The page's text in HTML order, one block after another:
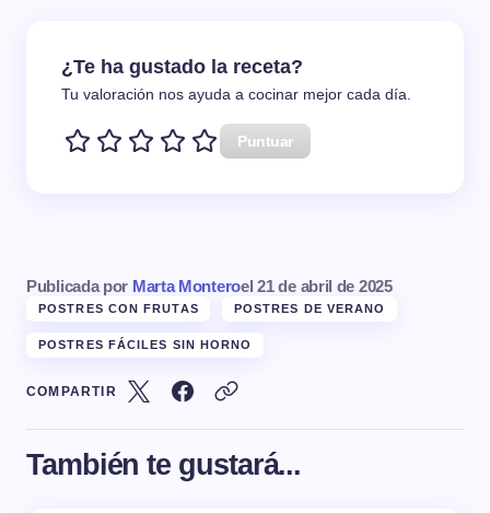
¿Te ha gustado la receta?
Tu valoración nos ayuda a cocinar mejor cada día.
Puntuar
Publicada por Marta Monteroel 21 de abril de 2025
POSTRES CON FRUTAS POSTRES DE VERANO
POSTRES FÁCILES SIN HORNO
COMPARTIR
También te gustará...